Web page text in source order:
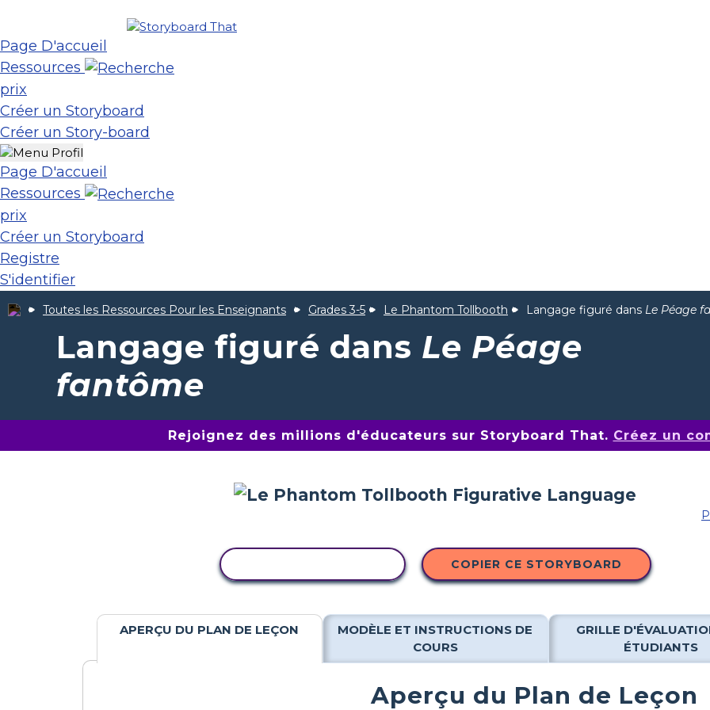
Page D'accueil
Ressources
prix
Créer un Storyboard
Créer un Story-board
Page D'accueil
Ressources
prix
Créer un Storyboard
Registre
S'identifier
Toutes les Ressources Pour les Enseignants Grades 3-5 Le Phantom Tollbooth Langage figuré dans Le Péage
Langage figuré dans Le Péage
fantôme
Rejoignez des millions d'éducateurs sur Storyboard That. Créez un
COPIER CE STORYBOARD
APERÇU DU PLAN DE LEÇON
MODÈLE ET INSTRUCTIONS DE
COURS
GRILLE
ÉTUDIANTS
Aperçu du Plan de Leçon